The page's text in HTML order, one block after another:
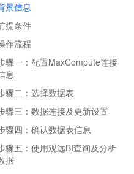
景信息
提条件
作流程
骤一：配置MaxCompute连接
息
骤二：选择数据表
骤三：数据连接及更新设置
骤四：确认数据表信息
骤五：使用观远BI查询及分析
据
识别与合成
TTS-Flash
V3-Flash
理服务（原SSL证书）
，呈现可信的WEB访问
发治理平台 DataWorks
想法, 轻松生成专业的 PPT
兽帕鲁游戏服务器
属联机服务器，轻松开启游戏
：一站式动画创作平台
建微信、支付宝小程序
展 AI 生产力的边界
刻
所愿
合购
业务场景，专享组合折扣价
补贴，五大权
加速 OPC 成功
合作计划
训与认证
伴
伙伴管理后台